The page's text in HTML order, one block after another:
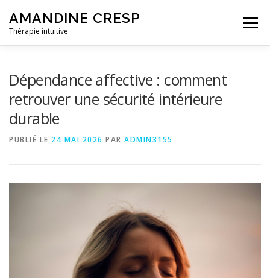
contenu
AMANDINE CRESP
Thérapie intuitive
Menu
DÉROULEMENT D’UNE SÉANCE
Dépendance affective : comment
retrouver une sécurité intérieure
durable
PUBLIÉ LE 24 MAI 2026 PAR ADMIN3155